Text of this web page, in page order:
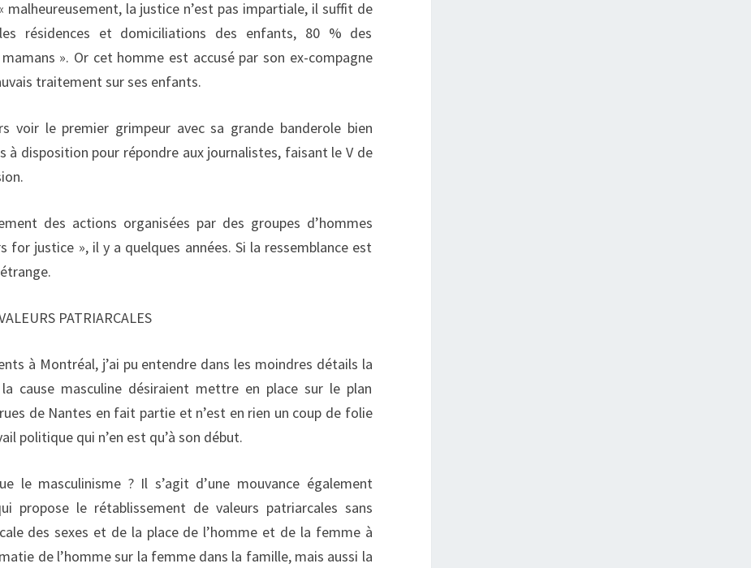
la justice n’est pas impartiale, il suffit de
résidences et domiciliations des enfants, 80 % des
». Or cet homme est accusé par son ex-compagne
traitement sur ses enfants.
voir le premier grimpeur avec sa grande banderole bien
à disposition pour répondre aux journalistes, faisant le V de
des actions organisées par des groupes d’hommes
for justice », il y a quelques années. Si la ressemblance est
PATRIARCALES
à Montréal, j’ai pu entendre dans les moindres détails la
cause masculine désiraient mettre en place sur le plan
de Nantes en fait partie et n’est en rien un coup de folie
politique qui n’en est qu’à son début.
le masculinisme ? Il s’agit d’une mouvance également
propose le rétablissement de valeurs patriarcales sans
des sexes et de la place de l’homme et de la femme à
de l’homme sur la femme dans la famille, mais aussi la